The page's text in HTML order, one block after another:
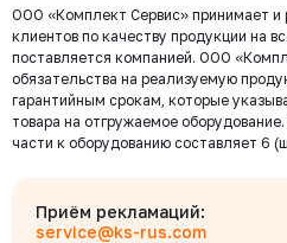
Наличие
Есть
Цена с НДС
6 214 ₽ Купить
930-SR-9768-55/55
НаличиеЦена с НДС Под
Безналичный расчёт
Мы выставляем счёт на оплату,
любом банке
Для юридических лиц
Оплата производится по
ООО «Комплект Сервис» принимает и
клиентов по качеству продукции на
поставляется компанией. ООО
обязательства на реализуемую
гарантийным срокам, которые
товара на отгружаемое
части к оборудованию составляет 6
Приём рекламаций:
service@ks-rus.com